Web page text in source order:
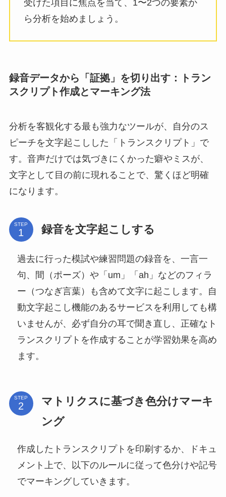
受けた項目に焦点を当て、1〜2つの要素か
ら分析を始めましょう。
録音データから「証拠」を切り出す：トラン
スクリプト作成とマーキング法
分析を客観化する最も強力なツールが、自分のス
ピーチを文字起こしした「トランスクリプト」で
す。音声だけでは気づきにくかった癖やミスが、
文字として目の前に現れることで、驚くほど明確
になります。
STEP 録音を文字起こしする
過去に行った模試や練習問題の録音を、一言一
句、間（ポーズ）や「um」「ah」などのフィラ
ー（つなぎ言葉）も含めて文字に起こします。自
動文字起こし機能のあるサービスを利用しても構
いませんが、必ず自分の耳で聞き直し、正確なト
ランスクリプトを作成することが学習効果を高め
ます。
STEP
マトリクスに基づき色分けマーキ
ング
作成したトランスクリプトを印刷するか、ドキュ
メント上で、以下のルールに従って色分けや記号
でマーキングしていきます。